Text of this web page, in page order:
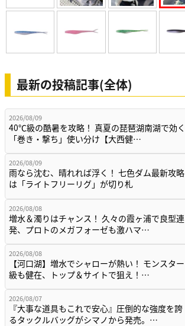
最新の投稿記事(全体)
2026/08/09
40℃級の酷暑を攻略！ 真夏の琵琶湖南湖で効く
「巻き・撃ち」使い分け【大西健…
2026/08/09
雨なら沈む、晴れれば浮く！ 七色ダム最新攻略
は「ライトフリーリグ」が切り札
2026/08/08
増水＆濁りはチャンス！ 久々の霞ヶ浦で良型連
発、プロトのメガフォーゼも激ハマ…
2026/08/08
【河口湖】増水でシャローが熱い！ モンスター
級も健在、トップ＆サイトで狙え！…
2026/08/07
『大事な道具もこれで安心』圧倒的な強度を誇
るタックルバッグがシマノから発売。…